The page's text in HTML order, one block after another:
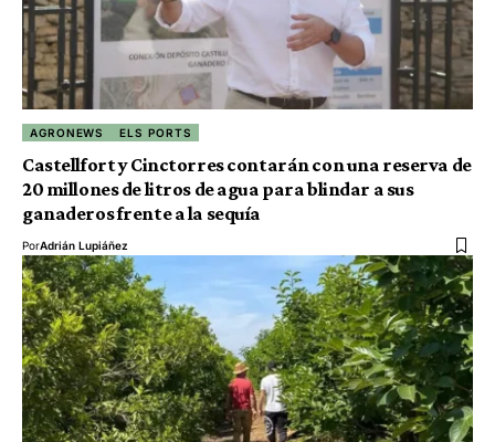
AGRONEWS ELS PORTS
Castellfort y Cinctorres contarán con una reserva de
20 millones de litros de agua para blindar a sus
ganaderos frente a la sequía
PorAdrián Lupiáñez